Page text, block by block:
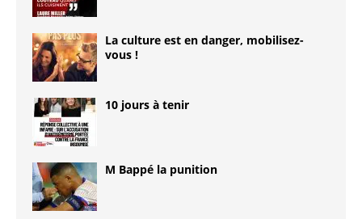
La culture est en danger, mobilisez-
vous !
10 jours à tenir
M Bappé la punition